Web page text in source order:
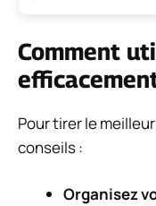
Comment
Pour tirer le
conseils :
Organisez